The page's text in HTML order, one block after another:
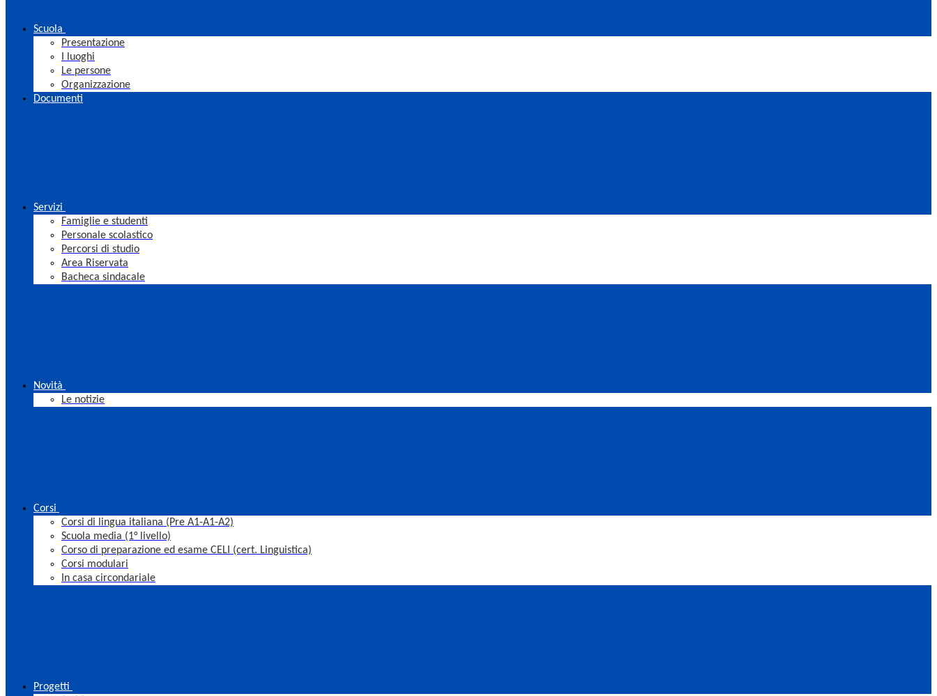
Scuola
Presentazione
I luoghi
Le persone
Organizzazione
Documenti
Servizi
Famiglie e studenti
Personale scolastico
Percorsi di studio
Area Riservata
Bacheca sindacale
Novità
Le notizie
Corsi
Corsi di lingua italiana (Pre A1-A1-A2)
Scuola media (1° livello)
Corso di preparazione ed esame CELI (cert. Linguistica)
Corsi modulari
In casa circondariale
Progetti